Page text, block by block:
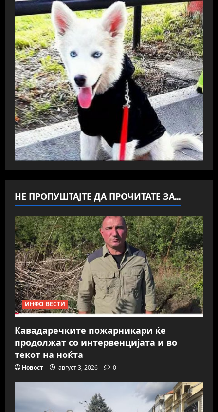
НЕ ПРОПУШТАЈТЕ ДА ПРОЧИТАТЕ ЗА...
ИНФО ВЕСТИ
Кавадаречките пожарникари ќе
продолжат со интервенцијата и во
текот на ноќта
Новост август 3, 2026 0